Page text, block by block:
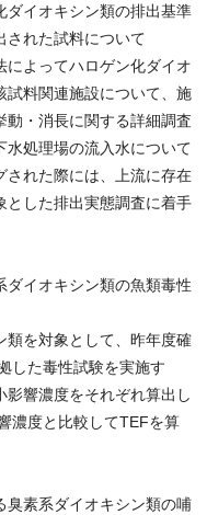
ダイオキシン類の排出基準
された試料について
よってハロゲン化ダイオ
試料関連施設について、施
動・消長に関する詳細調査
水処理場の流入水について
された際には、上流に存在
とした排出実態調査に着手
ダイオキシン類の魚類毒性
を対象として、昨年度確
した毒性試験を実施す
響濃度をそれぞれ算出し
濃度と比較してTEFを算
臭素系ダイオキシン類の哺